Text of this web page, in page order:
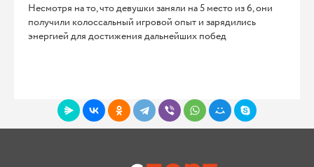
Несмотря на то, что девушки заняли на 5 место из 6, они
получили колоссальный игровой опыт и зарядились
энергией для достижения дальнейших побед